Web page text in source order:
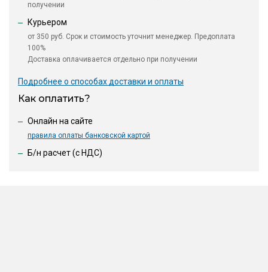
получении
Курьером
от 350 руб. Срок и стоимость уточнит менеджер. Предоплата
100%
Доставка оплачивается отдельно при получении
Подробнее о способах доставки и оплаты
Как оплатить?
Онлайн на сайте
правила оплаты банковской картой
Б/н расчет (c НДС)